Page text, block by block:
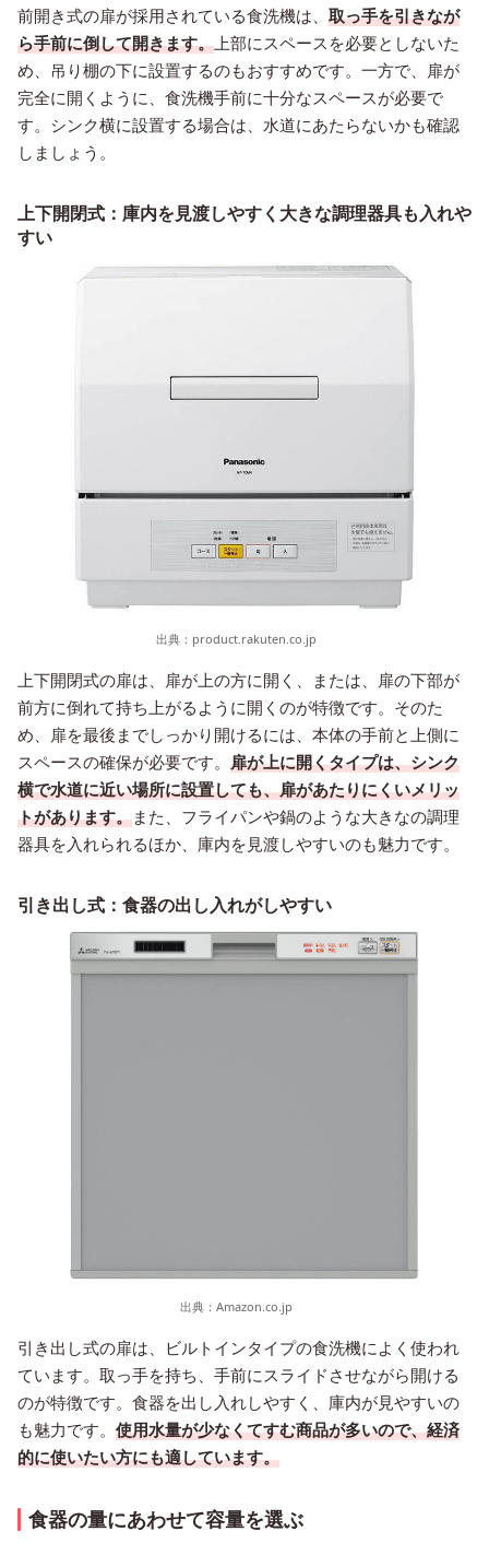
前開き式の扉が採用されている食洗機は、 取っ手を引きなが
ら手前に倒して開きます。上部にスペースを必要としないた
め、吊り棚の下に設置するのもおすすめです。一方で、扉が
完全に開くように、食洗機手前に十分なスペースが必要で
す。シンク横に設置する場合は、水道にあたらないかも確認
しましょう。
上下開閉式：庫内を見渡しやすく大きな調理器具も入れや
すい
出典： product.rakuten.co.jp
上下開閉式の扉は、扉が上の方に開く、または、扉の下部が
前方に倒れて持ち上がるように開くのが特徴です。そのた
め、扉を最後までしっかり開けるには、本体の手前と上側に
スペースの確保が必要です。 扉が上に開くタイプは、シンク
横で水道に近い場所に設置しても、扉があたりにくいメリッ
トがあります。また、フライパンや鍋のような大きなの調理
器具を入れられるほか、庫内を見渡しやすいのも魅力です。
引き出し式：食器の出し入れがしやすい
出典： Amazon.co.jp
引き出し式の扉は、ビルトインタイプの食洗機によく使われ
ています。取っ手を持ち、手前にスライドさせながら開ける
のが特徴です。食器を出し入れしやすく、庫内が見やすいの
も魅力です。 使用水量が少なくてすむ商品が多いので、経済
的に使いたい方にも適しています。
食器の量にあわせて容量を選ぶ